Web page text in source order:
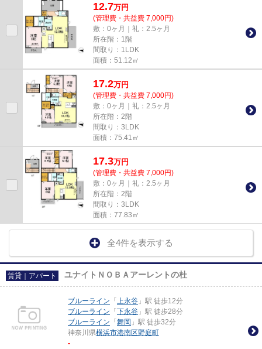
12.7万円
(管理費・共益費 7,000円)
敷：0ヶ月｜礼：2.5ヶ月
所在階：1階
間取り：1LDK
面積：51.12㎡
17.2万円
(管理費・共益費 7,000円)
敷：0ヶ月｜礼：2.5ヶ月
所在階：2階
間取り：3LDK
面積：75.41㎡
17.3万円
(管理費・共益費 7,000円)
敷：0ヶ月｜礼：2.5ヶ月
所在階：2階
間取り：3LDK
面積：77.83㎡
全4件を表示する
賃貸｜アパート ユナイトＮＯＢＡアーレントの杜
ブルーライン 「 上永谷 」駅 徒歩12分
ブルーライン 「 下永谷 」駅 徒歩28分
ブルーライン 「 舞岡 」駅 徒歩32分
神奈川県横浜市港南区野庭町
-